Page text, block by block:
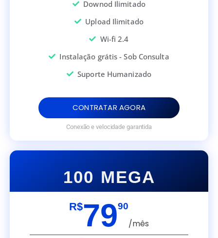
Downod Ilimitado
Upload Ilimitado
Wi-fi 2.4
Instalação grátis - Sob Consulta
Suporte Humanizado
CONTRATAR AGORA
Conexão e velocidade garantida
100 MEGA
R$7990
/mês